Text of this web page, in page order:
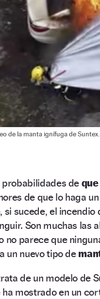
de la manta ignífuga de Suntex.
probabilidades de
de que lo haga
si sucede, el
Son muchas las
no parece que
un nuevo tipo de
de un modelo de
ha mostrado en un